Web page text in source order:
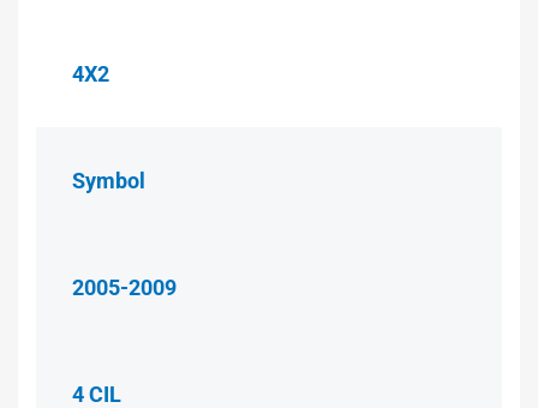
4X2
Symbol
2005-2009
4 CIL